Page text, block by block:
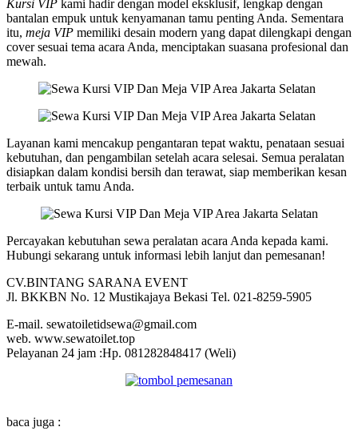
Kursi VIP kami hadir dengan model eksklusif, lengkap dengan
bantalan empuk untuk kenyamanan tamu penting Anda. Sementara
itu, meja VIP memiliki desain modern yang dapat dilengkapi dengan
cover sesuai tema acara Anda, menciptakan suasana profesional dan
mewah.
Layanan kami mencakup pengantaran tepat waktu, penataan sesuai
kebutuhan, dan pengambilan setelah acara selesai. Semua peralatan
disiapkan dalam kondisi bersih dan terawat, siap memberikan kesan
terbaik untuk tamu Anda.
Percayakan kebutuhan sewa peralatan acara Anda kepada kami.
Hubungi sekarang untuk informasi lebih lanjut dan pemesanan!
CV.BINTANG SARANA EVENT
Jl. BKKBN No. 12 Mustikajaya Bekasi Tel. 021-8259-5905
E-mail. sewatoiletidsewa@gmail.com
web. www.sewatoilet.top
Pelayanan 24 jam :Hp. 081282848417 (Weli)
baca juga :